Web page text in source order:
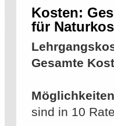
Kosten:
für
Gesamte
sind in 10